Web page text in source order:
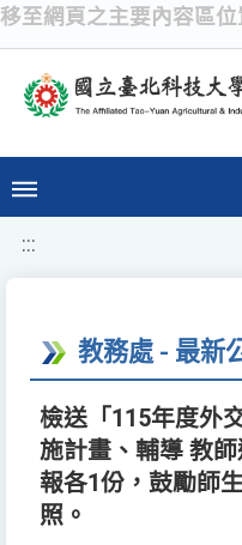
移至網頁之主要內容區位
:::
教務處 - 最新
檢送「115年度外
施計畫、輔導 教
報各1份，鼓勵師
照。